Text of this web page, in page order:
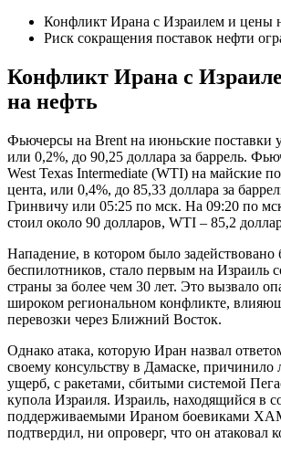
Конфликт Ирана с Израилем и цены
Риск сокращения поставок нефти
Конфликт Ирана с
на нефть
Фьючерсы на Brent на июньские поставки
или 0,2%, до 90,25 доллара за баррель.
West Texas Intermediate (WTI) на майские
цента, или 0,4%, до 85,33 доллара за
Гринвичу или 05:25 по мск. На 09:20 по
стоил около 90 долларов, WTI – 85,2
Нападение, в котором было задействовано
беспилотников, стало первым на Израиль
страны за более чем 30 лет. Это вызвало
широком региональном конфликте,
перевозки через Ближний Восток.
Однако атака, которую Иран назвал
своему консульству в Дамаске,
ущерб, с ракетами, сбитыми системой
купола Израиля. Израиль, находящийся в
поддерживаемыми Ираном боевиками
подтвердил, ни опроверг, что он атаковал